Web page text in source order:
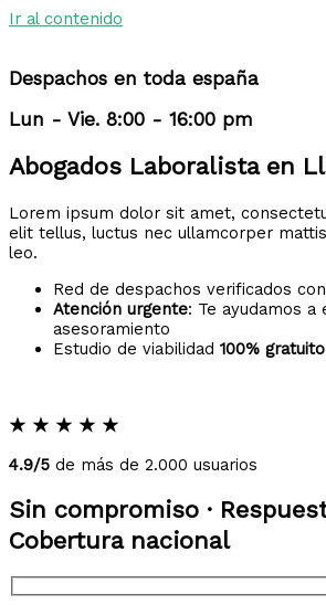
Ir al contenido
Despachos en toda españa
Lun - Vie. 8:00 - 16:00 pm
Abogados Laboralista en
Lorem ipsum dolor sit amet,
elit tellus, luctus nec ullamcorper
leo.
Red de despachos verificados con
Atención urgente: Te ayudamos a
asesoramiento
Estudio de viabilidad 100% gratuito
★ ★ ★ ★ ★
4.9/5 de más de 2.000 usuarios
Sin compromiso ·
Cobertura nacional